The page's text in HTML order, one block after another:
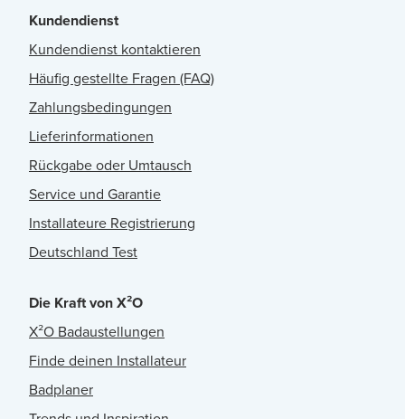
Kundendienst
Kundendienst kontaktieren
Häufig gestellte Fragen (FAQ)
Zahlungsbedingungen
Lieferinformationen
Rückgabe oder Umtausch
Service und Garantie
Installateure Registrierung
Deutschland Test
Die Kraft von X²O
X²O Badaustellungen
Finde deinen Installateur
Badplaner